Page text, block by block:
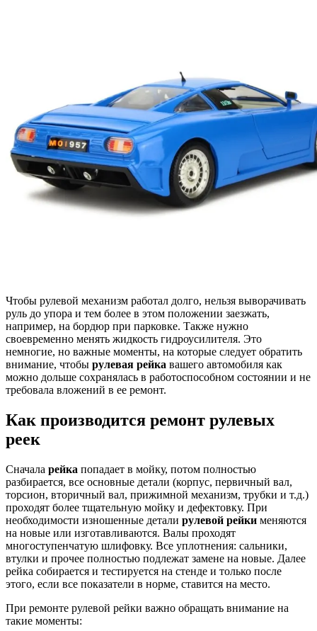
Чтобы рулевой механизм работал долго, нельзя выворачивать
руль до упора и тем более в этом положении заезжать,
например, на бордюр при парковке. Также нужно
своевременно менять жидкость гидроусилителя. Это
немногие, но важные моменты, на которые следует обратить
внимание, чтобы рулевая рейка вашего автомобиля как
можно дольше сохранялась в работоспособном состоянии и не
требовала вложений в ее ремонт.
Как производится ремонт рулевых
реек
Сначала рейка попадает в мойку, потом полностью
разбирается, все основные детали (корпус, первичный вал,
торсион, вторичный вал, прижимной механизм, трубки и т.д.)
проходят более тщательную мойку и дефектовку. При
необходимости изношенные детали рулевой рейки меняются
на новые или изготавливаются. Валы проходят
многоступенчатую шлифовку. Все уплотнения: сальники,
втулки и прочее полностью подлежат замене на новые. Далее
рейка собирается и тестируется на стенде и только после
этого, если все показатели в норме, ставится на место.
При ремонте рулевой рейки важно обращать внимание на
такие моменты: